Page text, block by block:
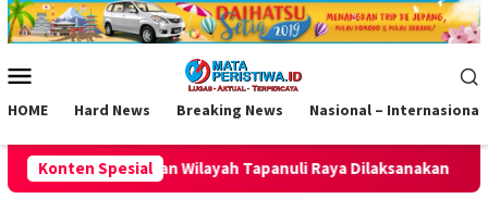
Loncat
ke
Mobile
HOME Hard News Breaking News Nasional – Internasional
Konten Spesial
Raya Dilaksanakan Jaring Talenta Muda Usia